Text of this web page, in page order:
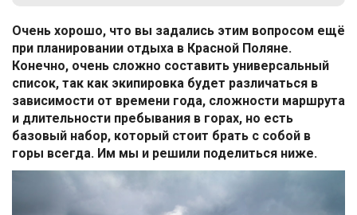
Очень хорошо, что вы задались этим вопросом ещё
при планировании отдыха в Красной Поляне.
Конечно, очень сложно составить универсальный
список, так как экипировка будет различаться в
зависимости от времени года, сложности маршрута
и длительности пребывания в горах, но есть
базовый набор, который стоит брать с собой в
горы всегда. Им мы и решили поделиться ниже.